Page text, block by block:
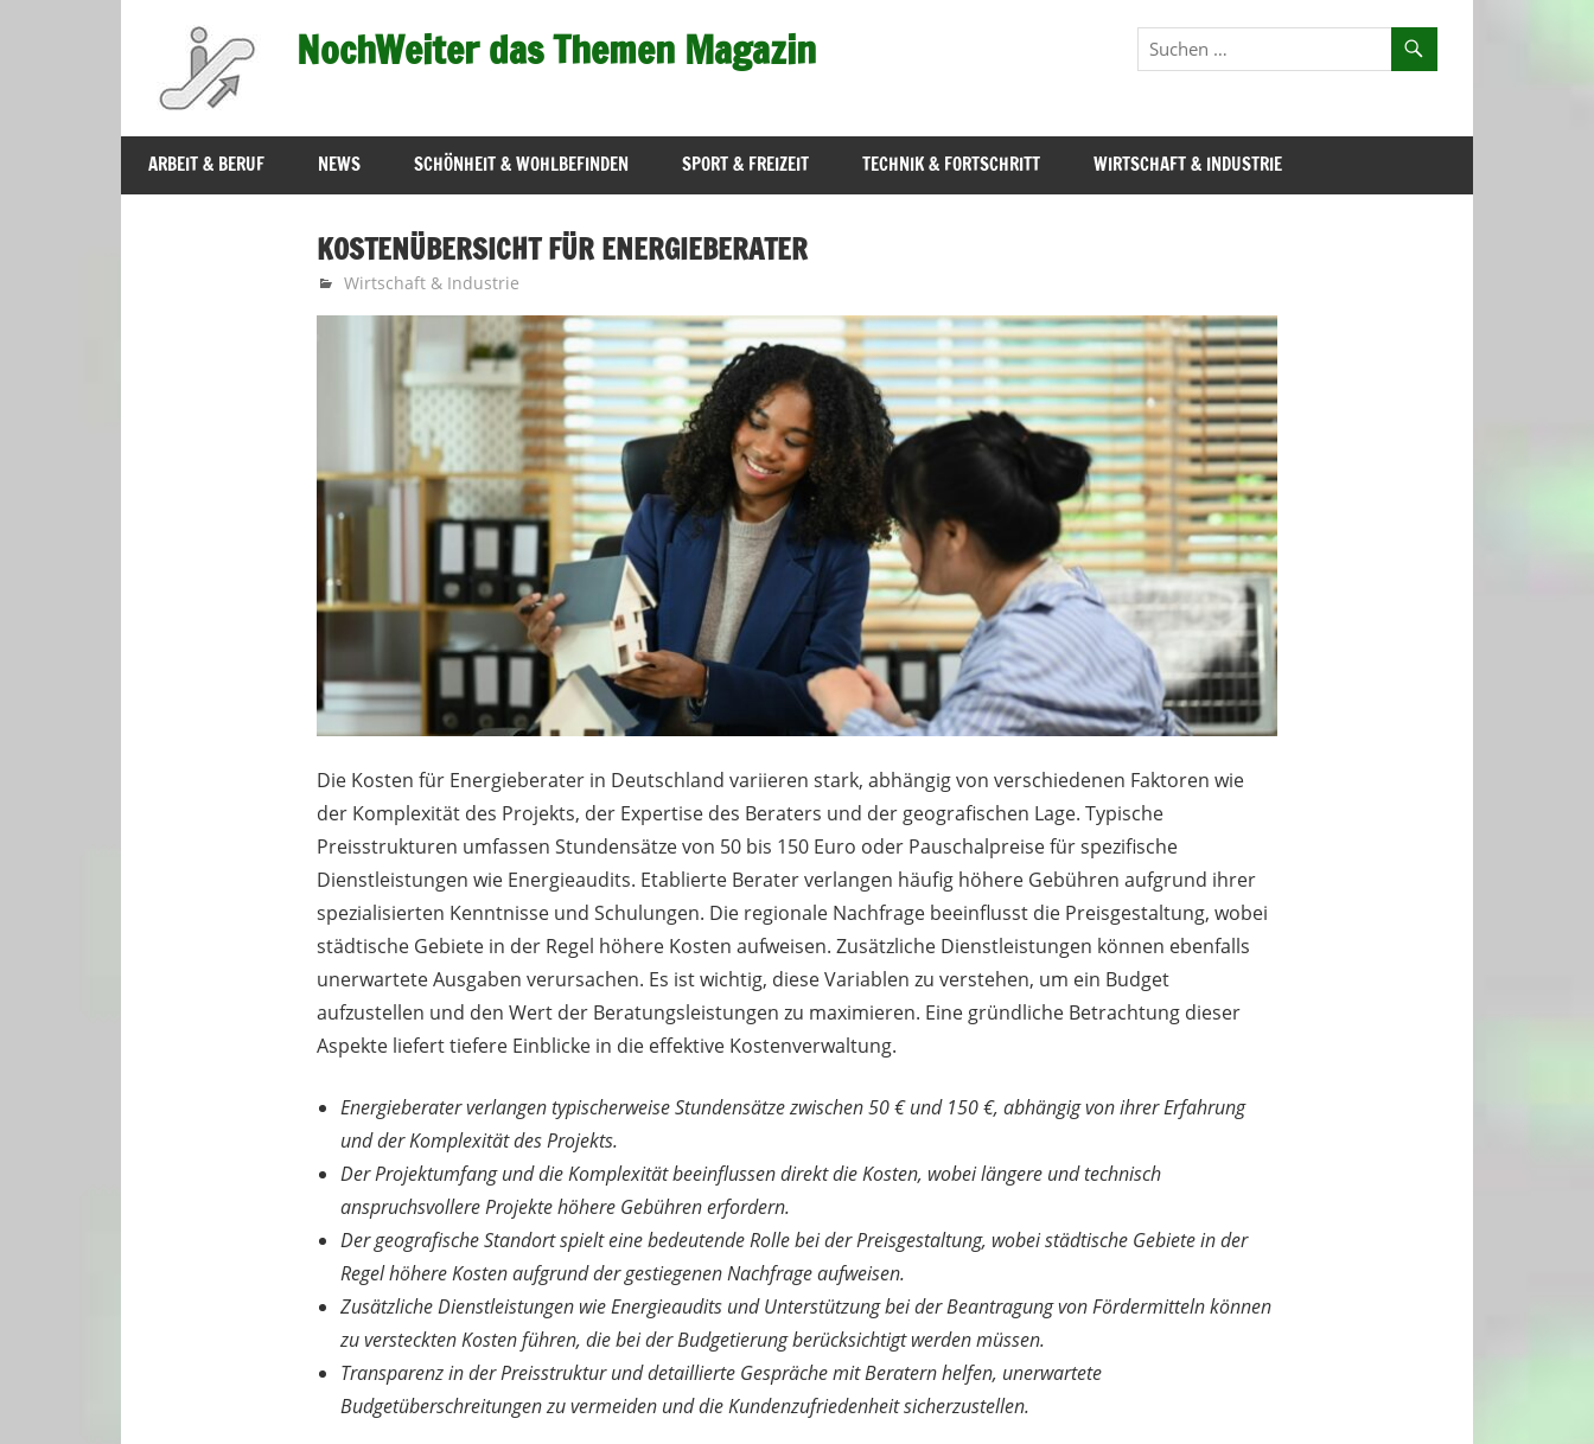
springen
NochWeiter das Themen Magazin
immer
weiter
ARBEIT & BERUF NEWS SCHÖNHEIT & WOHLBEFINDEN SPORT & FREIZEIT TECHNIK & FORTSCHRITT WIRTSCHAFT & INDUSTRIE
KOSTENÜBERSICHT FÜR ENERGIEBERATER
Oktober 25, 2024
Nochweiter-Redaktion
Wirtschaft & Industrie
Die Kosten für Energieberater in Deutschland variieren stark, abhängig von verschiedenen Faktoren wie
der Komplexität des Projekts, der Expertise des Beraters und der geografischen Lage. Typische
Preisstrukturen umfassen Stundensätze von 50 bis 150 Euro oder Pauschalpreise für spezifische
Dienstleistungen wie Energieaudits. Etablierte Berater verlangen häufig höhere Gebühren aufgrund ihrer
spezialisierten Kenntnisse und Schulungen. Die regionale Nachfrage beeinflusst die Preisgestaltung, wobei
städtische Gebiete in der Regel höhere Kosten aufweisen. Zusätzliche Dienstleistungen können ebenfalls
unerwartete Ausgaben verursachen. Es ist wichtig, diese Variablen zu verstehen, um ein Budget
aufzustellen und den Wert der Beratungsleistungen zu maximieren. Eine gründliche Betrachtung dieser
Aspekte liefert tiefere Einblicke in die effektive Kostenverwaltung.
Energieberater verlangen typischerweise Stundensätze zwischen 50 € und 150 €, abhängig von ihrer Erfahrung
und der Komplexität des Projekts.
Der Projektumfang und die Komplexität beeinflussen direkt die Kosten, wobei längere und technisch
anspruchsvollere Projekte höhere Gebühren erfordern.
Der geografische Standort spielt eine bedeutende Rolle bei der Preisgestaltung, wobei städtische Gebiete in der
Regel höhere Kosten aufgrund der gestiegenen Nachfrage aufweisen.
Zusätzliche Dienstleistungen wie Energieaudits und Unterstützung bei der Beantragung von Fördermitteln können
zu versteckten Kosten führen, die bei der Budgetierung berücksichtigt werden müssen.
Transparenz in der Preisstruktur und detaillierte Gespräche mit Beratern helfen, unerwartete
Budgetüberschreitungen zu vermeiden und die Kundenzufriedenheit sicherzustellen.